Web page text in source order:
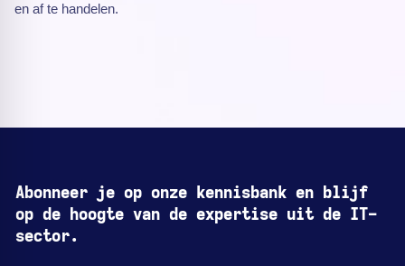
en af te handelen.
Abonneer je op onze kennisbank en blijf
op de hoogte van de expertise uit de IT-
sector.